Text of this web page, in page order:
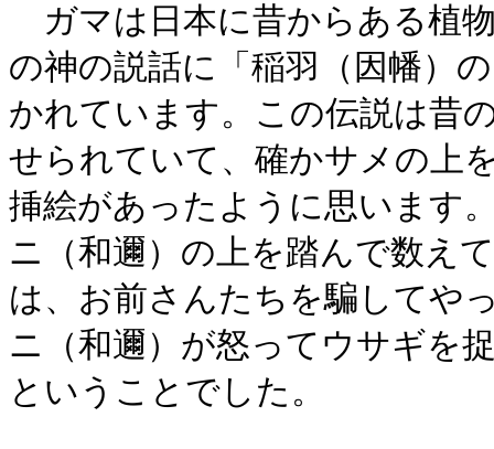
ガマは日本に昔からある植
の神の説話に「稲羽（因幡）
かれています。この伝説は昔
せられていて、確かサメの上
挿絵があったように思います
ニ（和邇）の上を踏んで数え
は、お前さんたちを騙してや
ニ（和邇）が怒ってウサギを
ということでした。